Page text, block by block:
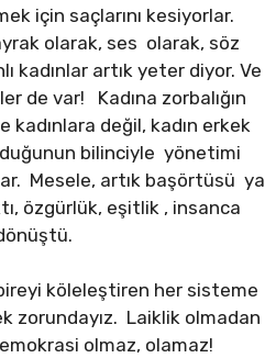
için saçlarını kesiyorlar.
olarak, ses olarak, söz
kadınlar artık yeter diyor. Ve
de var! Kadına zorbalığın
kadınlara değil, kadın erkek
bilinciyle yönetimi
Mesele, artık başörtüsü ya
özgürlük, eşitlik , insanca
bireyi köleleştiren her sisteme
zorundayız. Laiklik olmadan
olmaz, olamaz!